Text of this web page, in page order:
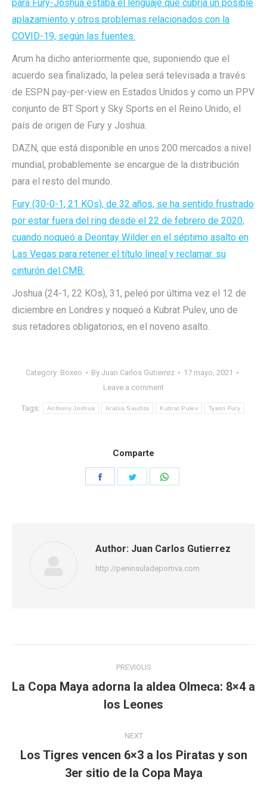
para Fury-Joshua estaba el lenguaje que cubría un posible
aplazamiento y otros problemas relacionados con la
COVID-19, según las fuentes.
Arum ha dicho anteriormente que, suponiendo que el
acuerdo sea finalizado, la pelea será televisada a través
de ESPN pay-per-view en Estados Unidos y como un PPV
conjunto de BT Sport y Sky Sports en el Reino Unido, el
país de origen de Fury y Joshua.
DAZN, que está disponible en unos 200 mercados a nivel
mundial, probablemente se encargue de la distribución
para el resto del mundo.
Fury (30-0-1, 21 KOs), de 32 años, se ha sentido frustrado
por estar fuera del ring desde el 22 de febrero de 2020,
cuando noqueó a Deontay Wilder en el séptimo asalto en
Las Vegas para retener el título lineal y reclamar. su
cinturón del CMB.
Joshua (24-1, 22 KOs), 31, peleó por última vez el 12 de
diciembre en Londres y noqueó a Kubrat Pulev, uno de
sus retadores obligatorios, en el noveno asalto.
Category: Boxeo By Juan Carlos Gutierrez
17 mayo, 2021
Leave a comment
Tags: Anthony Joshua Arabia Saudita Kubrat Pulev Tyson Fury
Comparte
Share
Author: Juan Carlos Gutierrez
http://peninsuladeportiva.com
navigation
PREVIOUS
Previous
post:
La Copa Maya adorna la aldea Olmeca: 8×4 a
los Leones
NEXT
Next
post:
Los Tigres vencen 6×3 a los Piratas y son
3er sitio de la Copa Maya